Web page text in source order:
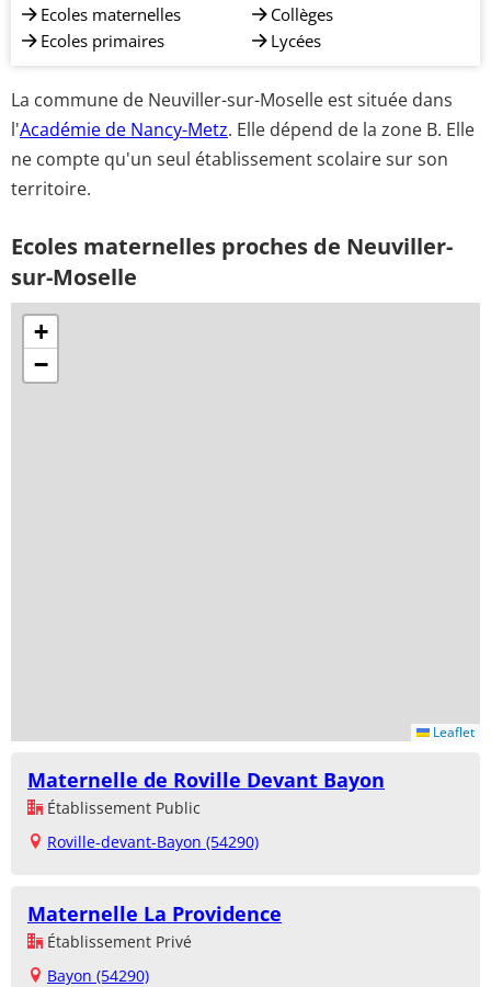
Ecoles maternelles
Ecoles primaires
Collèges
Lycées
La commune de Neuviller-sur-Moselle est située dans
l'Académie de Nancy-Metz. Elle dépend de la zone B. Elle
ne compte qu'un seul établissement scolaire sur son
territoire.
Ecoles maternelles proches de Neuviller-
sur-Moselle
+
−
Leaflet
Maternelle de Roville Devant Bayon
Établissement Public
Roville-devant-Bayon (54290)
Maternelle La Providence
Établissement Privé
Bayon (54290)